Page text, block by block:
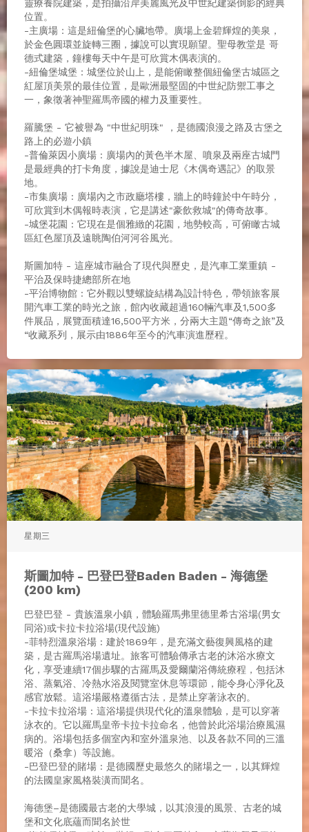
靈療養院建築，是拍攝沿岸美麗風光及中世紀建築倒影的經典
位置。
-主廣場：這是紐倫堡的心臟地帶。廣場上金碧輝煌的美泉，
於金色圓環並旋轉三圈，據說可以實現願望。聖母教堂是 哥
德式建築，鐘樓每天中午是可欣賞木偶表演的。
-紐倫堡城堡：城堡位於山上，是能俯瞰整個紐倫堡古城區之
紅屋頂美景的最佳位置，是歐洲最堅固的中世紀防禦工事之
一，象徵著神聖羅馬帝國的權力及重要性。
羅騰堡 - 它被譽為 "中世紀明珠" ，是德國浪漫之路及古堡之
路上的必遊小鎮
-普倫萊因小廣場 : 廣場內的黃色半木屋、噴泉及兩座古城門
是最經典的打卡角度，據說是迪士尼《木偶奇遇記》的取景
地。
-市集廣場 : 廣場內之市政廳塔樓，牆上的時鐘於中午時分，
可欣賞到木偶報時表演，它是講述"豪飲救城"的傳奇故事。
-城堡花園 : 它現在是個雅緻的花園，地勢較高，可俯瞰古城
區紅色屋頂及遠眺陶伯河河谷風光。
斯圖加特 - 這座城市融合了現代與歷史，是汽車工業重鎮 -
平治及保時捷總部所在地
-平治博物館 : 它外觀以雙螺旋結構為設計特色，帶領旅客展
開汽車工業的時光之旅，館內收藏超過160輛汽車及1,500多
件展品，展覽面積達16,500平方米，分兩大主題“傳奇之旅”及
“收藏系列，展示由1886年至今的汽車演進歷程。
星期三
斯圖加特 - 巴登巴登Baden Baden - 海德堡
(200 km)
巴登巴登 - 貴族溫泉小鎮，體驗羅馬弗里德里希古浴場(男女
同浴)或卡拉卡拉浴場(現代設施)
-菲特烈溫泉浴場 : 建於1869年，是充滿文藝復興風格的建
築，是古羅馬浴場遺址。旅客可體驗傳承古老的沐浴水療文
化，享受連續17個步驟的古羅馬及愛爾蘭浴傳統療程，包括沐
浴、蒸氣浴、冷熱水浴及閱覽室休息等環節，能令身心淨化及
感官放鬆。這浴場嚴格遵循古法，是禁止穿著泳衣的。
-卡拉卡拉浴場 : 這浴場提供現代化的溫泉體驗，是可以穿著
泳衣的。它以羅馬皇帝卡拉卡拉命名，他曾於此浴場治療風濕
病的。浴場包括多個室內和室外溫泉池、以及各款不同的三溫
暖浴（桑拿）等設施。
-巴登巴登的賭場 : 是德國歷史最悠久的賭場之一，以其輝煌
的法國皇家風格裝潢而聞名。
海德堡–是德國最古老的大學城，以其浪漫的風景、古老的城
堡和文化底蘊而聞名於世